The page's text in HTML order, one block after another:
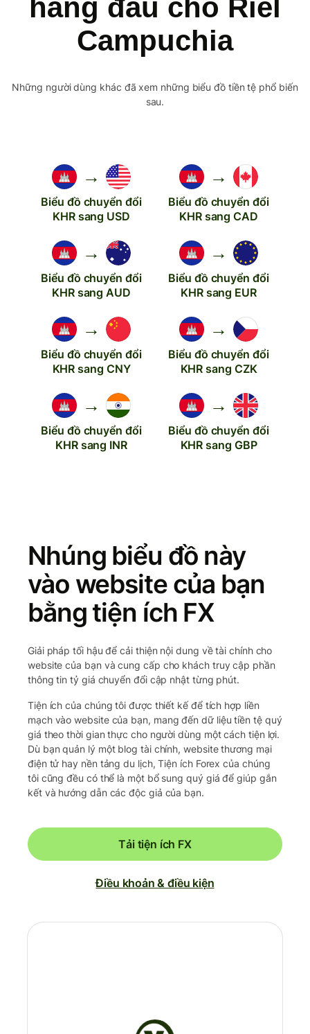
hàng đầu cho Riel
Campuchia
Những người dùng khác đã xem những biểu đồ tiền tệ phổ biến
sau.
→
Biểu đồ chuyển đổi
KHR sang USD
→
Biểu đồ chuyển đổi
KHR sang CAD
→
Biểu đồ chuyển đổi
KHR sang AUD
→
Biểu đồ chuyển đổi
KHR sang EUR
→
Biểu đồ chuyển đổi
KHR sang CNY
→
Biểu đồ chuyển đổi
KHR sang CZK
→
Biểu đồ chuyển đổi
KHR sang INR
→
Biểu đồ chuyển đổi
KHR sang GBP
Nhúng biểu đồ này
vào website của bạn
bằng tiện ích FX
Giải pháp tối hậu để cải thiện nội dung về tài chính cho
website của bạn và cung cấp cho khách truy cập phần
thông tin tỷ giá chuyển đổi cập nhật từng phút.
Tiện ích của chúng tôi được thiết kế để tích hợp liền
mạch vào website của bạn, mang đến dữ liệu tiền tệ quý
giá theo thời gian thực cho người dùng một cách tiện lợi.
Dù bạn quản lý một blog tài chính, website thương mại
điện tử hay nền tảng du lịch, Tiện ích Forex của chúng
tôi cũng đều có thể là một bổ sung quý giá để giúp gắn
kết và hướng dẫn các độc giả của bạn.
Tải tiện ích FX
Điều khoản & điều kiện